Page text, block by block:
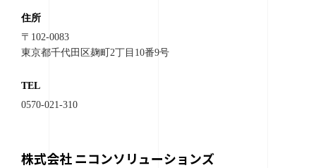
住所
〒102-0083
東京都千代田区麹町2丁目10番9号
TEL
0570-021-310
株式会社 ニコンソリューションズ